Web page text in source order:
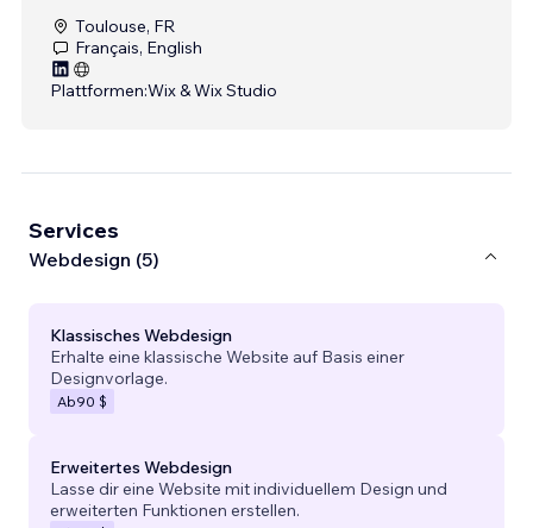
Toulouse, FR
Français, English
Plattformen:Wix & Wix Studio
Services
Webdesign (5)
Klassisches Webdesign
Erhalte eine klassische Website auf Basis einer
Designvorlage.
Ab90 $
Erweitertes Webdesign
Lasse dir eine Website mit individuellem Design und
erweiterten Funktionen erstellen.